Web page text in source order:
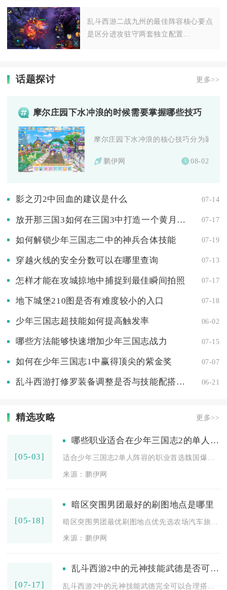
乱斗西游二战九州的最佳阵容核心要点
是区分进攻驻守两套独立配置...
话题探讨 更多>>
摩尔庄园下水冲浪的时候需要掌握哪些技巧
摩尔庄园下水冲浪的核心技巧分为装备
鹏伊网 08-02
影之刃2中回血的建议是什么 07-14
放开那三国3如何在三国3中打造一个黄月英主导的阵容 07-17
如何解锁少年三国志二中的神兵合体技能 07-19
穿越火线的安全分数可以在哪里查询 07-13
怎样才能在攻城掠地中捕捉到最佳瞬间拍照 07-17
地下城堡210图是否有难度较小的入口 07-18
少年三国志超技能如何提高触发率 06-02
哪些方法能够快速增加少年三国志战力 07-15
如何在少年三国志1中赢得顶尖的紫金奖 07-07
乱斗西游打修罗装备调整是否与技能配搭有关 06-21
精选攻略 更多>>
[05-03]
哪些职业适合在少年三国志2的单人阵容中选择
适合少年三国志2单人阵容的职业首选魏国爆发型武将，其次是蜀国...
来源：鹏伊网
[05-18]
暗区突围男团最好的刷图地点是哪里
来源：鹏伊网
[07-17]
乱斗西游2中的元神技能武德是否可以合理搭配使用